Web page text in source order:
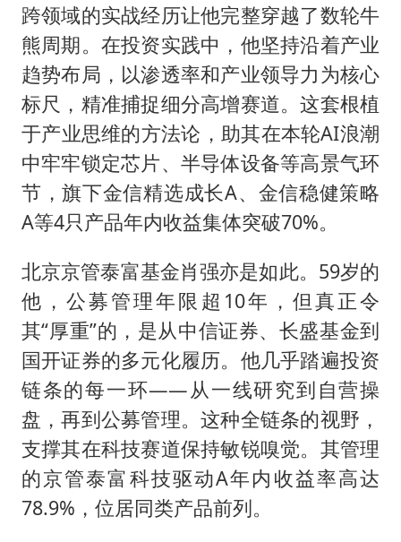
跨领域的实战经历让他完整穿越了数轮牛
熊周期。在投资实践中，他坚持沿着产业
趋势布局，以渗透率和产业领导力为核心
标尺，精准捕捉细分高增赛道。这套根植
于产业思维的方法论，助其在本轮AI浪潮
中牢牢锁定芯片、半导体设备等高景气环
节，旗下金信精选成长A、金信稳健策略
A等4只产品年内收益集体突破70%。
北京京管泰富基金肖强亦是如此。59岁的
他，公募管理年限超10年，但真正令
其“厚重”的，是从中信证券、长盛基金到
国开证券的多元化履历。他几乎踏遍投资
链条的每一环——从一线研究到自营操
盘，再到公募管理。这种全链条的视野，
支撑其在科技赛道保持敏锐嗅觉。其管理
的京管泰富科技驱动A年内收益率高达
78.9%，位居同类产品前列。